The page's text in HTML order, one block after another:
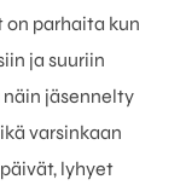
parhaita kun
ja suuriin
jäsennelty
varsinkaan
lyhyet